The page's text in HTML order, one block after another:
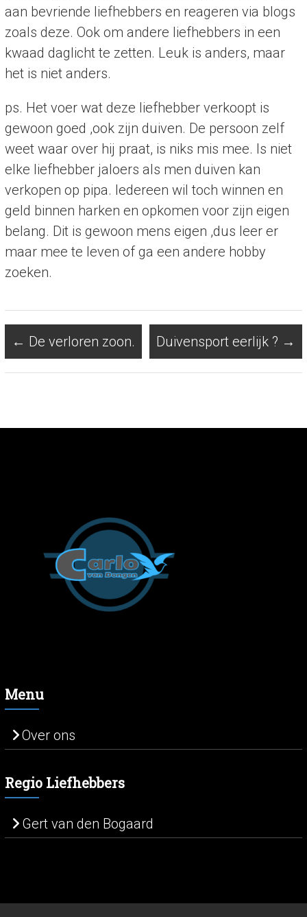
aan bevriende liefhebbers en reageren via blogs
zoals deze. Ook om andere liefhebbers in een
kwaad daglicht te zetten. Leuk is anders, maar
het is niet anders.
ps. Het voer wat deze liefhebber verkoopt is
gewoon goed ,ook zijn duiven. De persoon zelf
weet waar over hij praat, is niks mis mee. Is niet
elke liefhebber jaloers als men duiven kan
verkopen op pipa. Iedereen wil toch winnen en
geld binnen harken en opkomen voor zijn eigen
belang. Dit is gewoon mens eigen ,dus leer er
maar mee te leven of ga een andere hobby
zoeken.
← De verloren zoon. Duivensport eerlijk ? →
Menu
Over ons
Regio Liefhebbers
Gert van den Bogaard